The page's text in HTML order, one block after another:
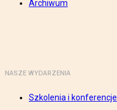
Archiwum
NASZE WYDARZENIA
Szkolenia i konferencje